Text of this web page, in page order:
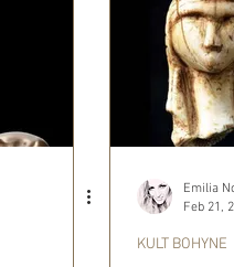
Emilia
Feb 21,
KULT BOHYNE